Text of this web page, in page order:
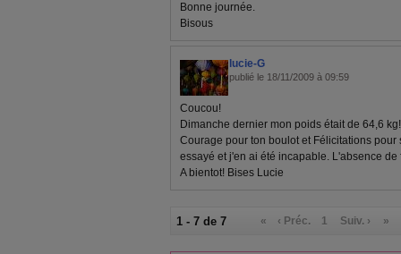
Bonne journée.
Bisous
lucie-G
publié le 18/11/2009 à 09:59
Coucou!
Dimanche dernier mon poids était de 64,6 kg!
Courage pour ton boulot et Félicitations
essayé et j'en ai été incapable. L'absence
A bientot! Bises Lucie
1 - 7 de 7 « ‹ Préc. 1 Suiv. › »